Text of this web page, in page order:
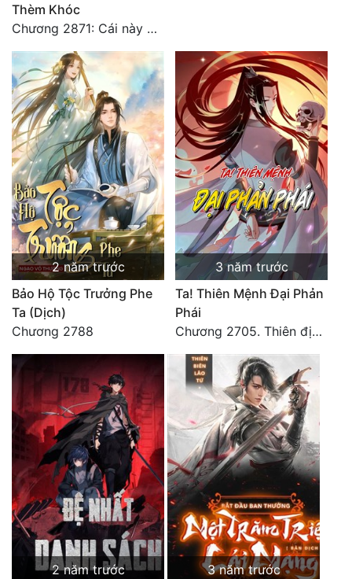
Thèm Khóc
Chương 2871: Cái này đánh nhẹ nhõm a
2 năm trước
Bảo Hộ Tộc Trưởng Phe
Ta (Dịch)
Chương 2788
3 năm trước
Ta! Thiên Mệnh Đại Phản
Phái
Chương 2705. Thiên địa yên tĩnh
2 năm trước
3 năm trước